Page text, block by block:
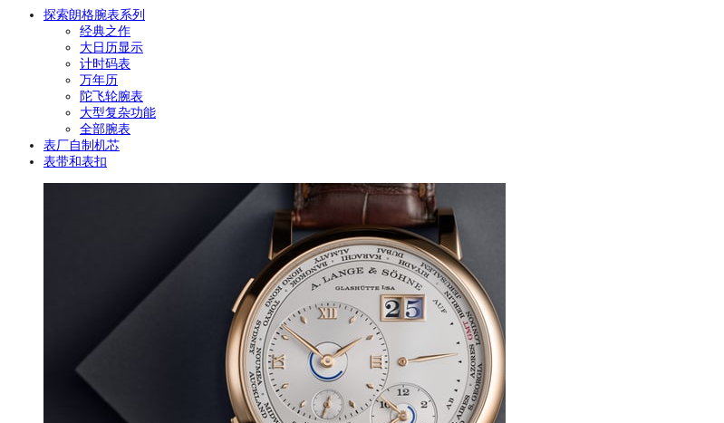
探索朗格腕表系列
经典之作
大日历显示
计时码表
万年历
陀飞轮腕表
大型复杂功能
全部腕表
表厂自制机芯
表带和表扣